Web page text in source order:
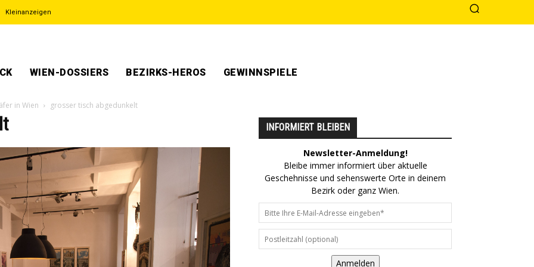
Kleinanzeigen
WIEN-DOSSIERS BEZIRKS-HEROS GEWINNSPIELE
in Wien grosser tisch abgedunkelt
INFORMIERT BLEIBEN
Newsletter-Anmeldung!
Bleibe immer informiert über aktuelle
Geschehnisse und sehenswerte Orte in deinem
Bezirk oder ganz Wien.
Anmelden